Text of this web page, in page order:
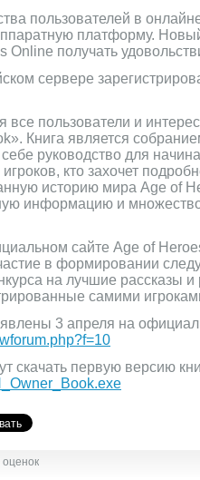
пользователей в
платформу.
Online получать
сервере
все пользователи и
Книга является
руководство для
кто захочет
историю мира Age of
информацию и множество
сайте Age of
в формировании
на лучшие рассказы
самими
3 апреля на
скачать первую версию
оценок